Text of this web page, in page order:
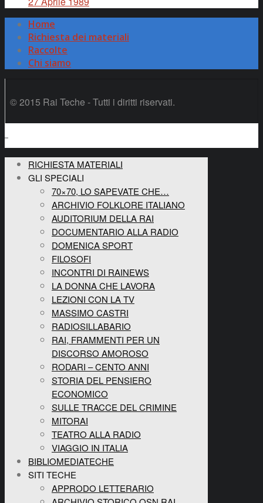
Home
Richiesta dei materiali
Raccolte
Chi siamo
© 2015 Rai Teche - Tutti i diritti riservati.
RICHIESTA MATERIALI
GLI SPECIALI
70×70, LO SAPEVATE CHE…
ARCHIVIO FOLKLORE ITALIANO
AUDITORIUM DELLA RAI
DOCUMENTARIO ALLA RADIO
DOMENICA SPORT
FILOSOFI
INCONTRI DI RAINEWS
LA DONNA CHE LAVORA
LEZIONI CON LA TV
MASSIMO CASTRI
RADIOSILLABARIO
RAI, FRAMMENTI PER UN
DISCORSO AMOROSO
RODARI – CENTO ANNI
STORIA DEL PENSIERO
ECONOMICO
SULLE TRACCE DEL CRIMINE
MITORAI
TEATRO ALLA RADIO
VIAGGIO IN ITALIA
BIBLIOMEDIATECHE
SITI TECHE
APPRODO LETTERARIO